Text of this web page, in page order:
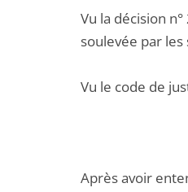
Vu la décision
soulevée par les
Vu le code de
Après avoir